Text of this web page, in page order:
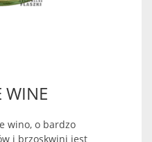
WINE
wino, o bardzo
i brzoskwini jest